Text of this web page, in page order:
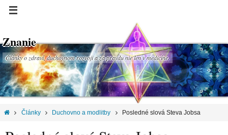
Znanie
Články o zdraví, duchovnom rozvoji a za pravdu nie len v medicíne.
Články Duchovno a modlitby Posledné slová Steva Jobsa